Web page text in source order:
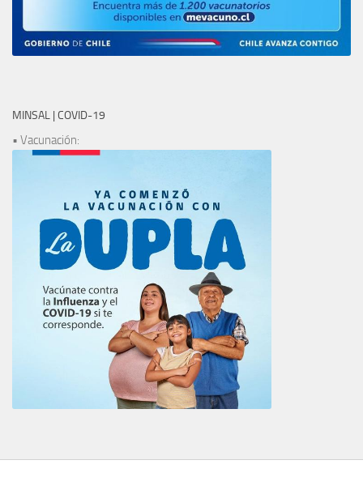
MINSAL | COVID-19
• Vacunación: